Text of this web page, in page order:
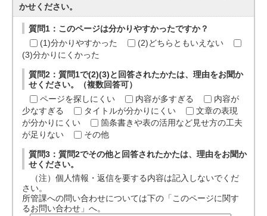
かせください。
質問1：このページは分かりやすかったですか？
(1)分かりやすかった
(2)どちらともいえない
(3)分かりにくかった
質問2：質問1で(2)(3)と回答されたかたは、理由をお聞か
せください。（複数回答可）
ページを探しにくい
内容が多すぎる
内容が
少なすぎる
タイトルが分かりにくい
文章の表現
が分かりにくい
箇条書きや表の活用など見せ方の工夫
が足りない
その他
質問3：質問2でその他と回答されたかたは、理由をお聞か
せください。
（注）個人情報・返信を要する内容は記入しないでくだ
さい。
所管課への問い合わせについては下の「このページに関す
るお問い合わせ」へ。